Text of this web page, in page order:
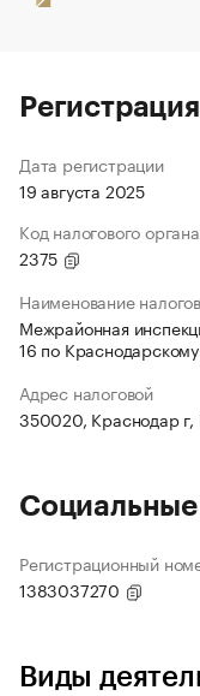
Дата регистрации
19 августа 2025
Код налогового органа
2375
Наименование
Межрайонная
16 по
Адрес налоговой
350020, Краснодар
Регистрационный
1383037270
Виды